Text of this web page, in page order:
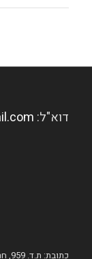
דוא"ל:
כתובת: ת.ד. 959, חרוצים, מיקוד 60917